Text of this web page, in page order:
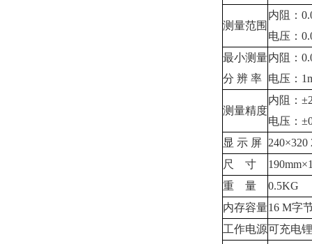
测量范围
内阻：
电压：
最小测量
分 辨 率
内阻
电压：
测量精度
内阻：
电压：
显 示 屏
尺 寸
重 量
0.5KG
内存容量16 M字
工作电源可充电